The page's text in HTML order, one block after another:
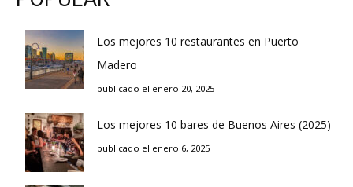
Los mejores 10 restaurantes en Puerto
Madero
publicado el enero 20, 2025
Los mejores 10 bares de Buenos Aires (2025)
publicado el enero 6, 2025